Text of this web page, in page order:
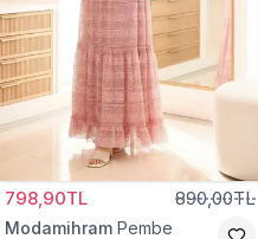
798,90TL 890,00TL
Modamihram Pembe